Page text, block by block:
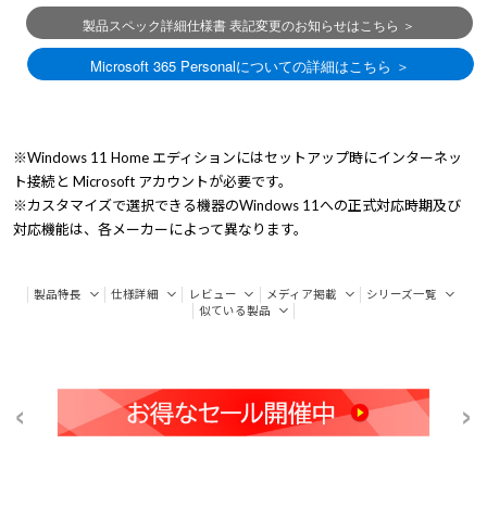
※Windows 11 Home エディションにはセットアップ時にインターネッ
ト接続と Microsoft アカウントが必要です。
※カスタマイズで選択できる機器のWindows 11への正式対応時期及び
対応機能は、各メーカーによって異なります。
製品特長 仕様詳細 レビュー メディア掲載
シリーズ一覧
似ている製品